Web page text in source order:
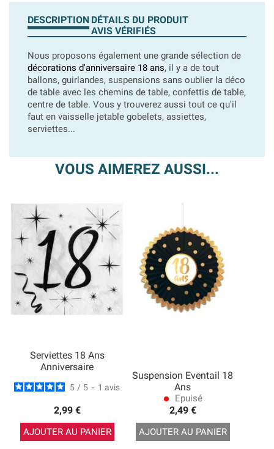
DESCRIPTION DÉTAILS DU PRODUIT
AVIS VÉRIFIÉS
Nous proposons également une grande sélection de
décorations d'anniversaire 18 ans, il y a de tout
ballons, guirlandes, suspensions sans oublier la déco
de table avec les chemins de table, confettis de table,
centre de table. Vous y trouverez aussi tout ce qu'il
faut en vaisselle jetable gobelets, assiettes,
serviettes...
VOUS AIMEREZ AUSSI...
Serviettes 18 Ans
Anniversaire
5 / 5 - 1 avis
2,99 €
AJOUTER AU PANIER
Suspension Eventail 18
Ans
lens Epuisé
2,49 €
AJOUTER AU PANIER